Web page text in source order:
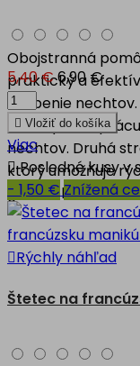
Obojstranná
praktický a
zdobenie
vhodným na
nechtov. Druhá
ktorý umožňuje
gélu v oblasti
5,40 €6,90 €
 Vložiť do košíka
Viac
Posledné kusy v
- 1,50 € Znížená
Rýchly náhľad
Štetec na